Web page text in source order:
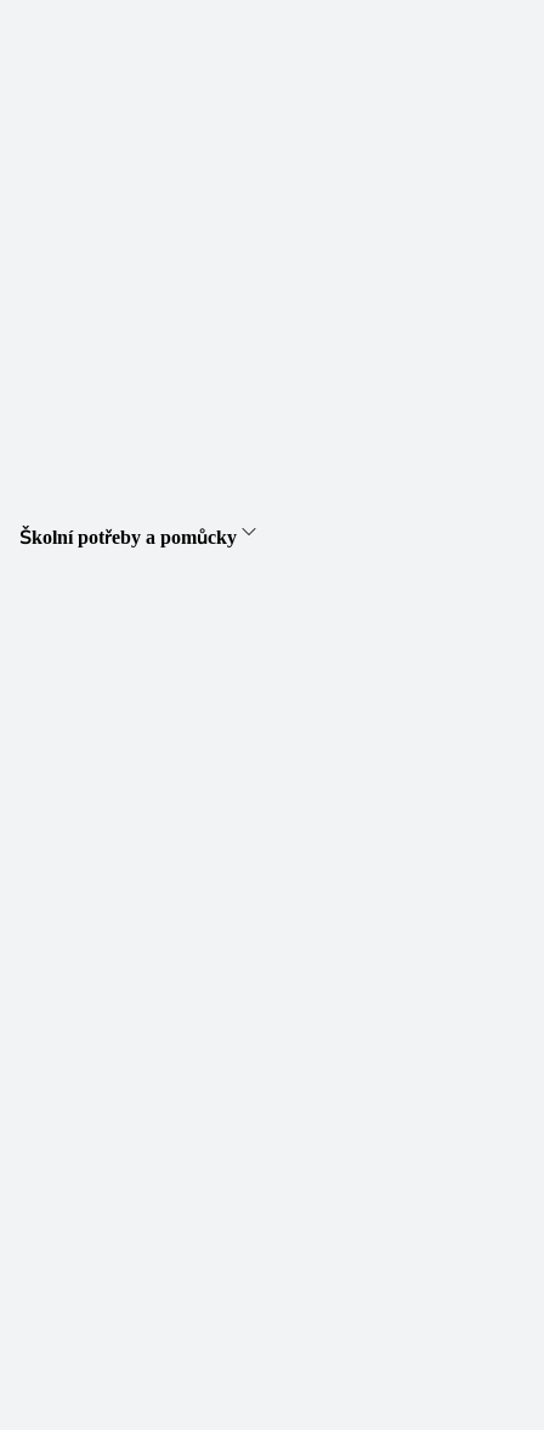
Školní potřeby a pomůcky